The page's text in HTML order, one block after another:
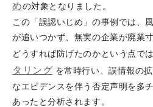
めの対象となりました。
この「誤認いじめ」の事例では、
が追いつかず、無実の企業が廃業
どうすれば防げたのかという点で
タリング を常時行い、誤情報の
なエビデンスを伴う否定声明を多
あったと分析されます。